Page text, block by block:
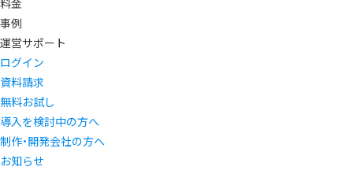
料金
事例
運営サポート
ログイン
資料請求
無料お試し
導入を検討中の方へ
制作・開発会社の方へ
お知らせ